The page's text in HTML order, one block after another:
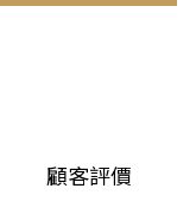
顧客評價